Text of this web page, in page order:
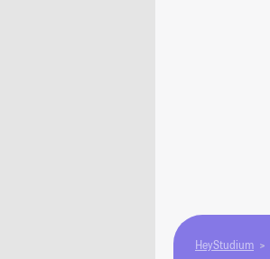
HeyStudium